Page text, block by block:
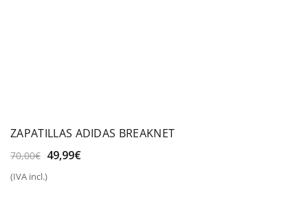
ZAPATILLAS ADIDAS BREAKNET
70,00€ El
original
49,99€El
(IVA incl.)